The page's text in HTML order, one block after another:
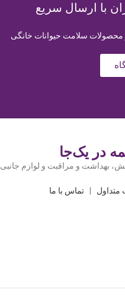
با ارسال سریع
محصولات سلامت حیوانات خانگی
در یک‌جا
بهداشت و مراقبت و لوازم جانبی.
متداول |تماس با ما